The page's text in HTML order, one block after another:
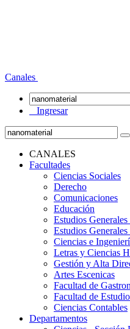
Canales
Ingresar
CANALES
Facultades
Ciencias Sociales
Derecho
Comunicaciones
Educación
Estudios Generales
Estudios
Ciencias e
Letras y Ciencias
Gestión y Alta
Artes Escenicas
Facultad de
Facultad de
Ciencias Contables
Departamentos